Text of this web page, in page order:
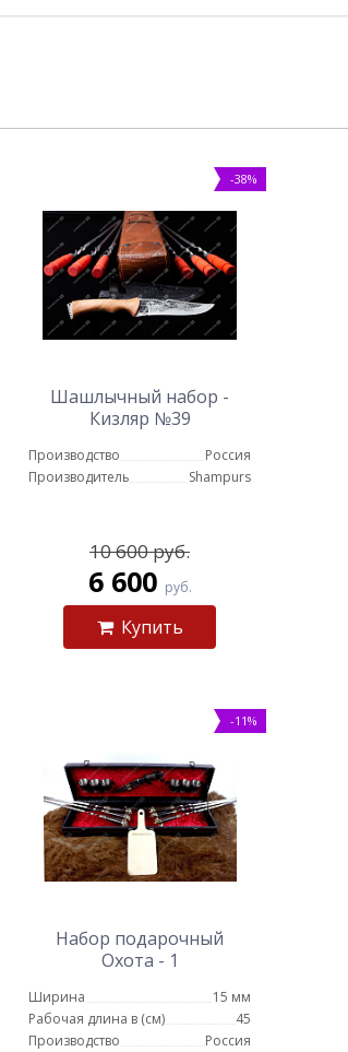
-38%
Шашлычный набор -
Кизляр №39
Производство
Россия
Производитель
Shampurs
10 600 руб.
6 600 руб.
Купить
-11%
Набор подарочный
Охота - 1
Ширина
15 мм
Рабочая длина в (см)
45
Производство
Россия